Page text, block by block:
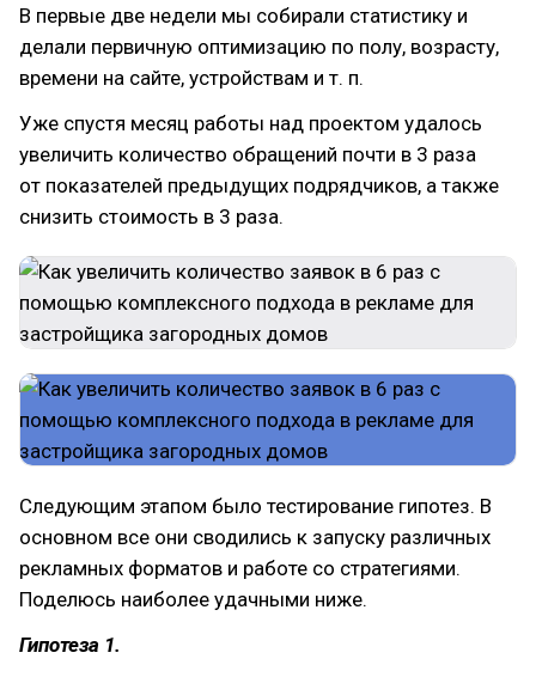
В первые две недели мы собирали статистику и
делали первичную оптимизацию по полу, возрасту,
времени на сайте, устройствам и т. п.
Уже спустя месяц работы над проектом удалось
увеличить количество обращений почти в 3 раза
от показателей предыдущих подрядчиков, а также
снизить стоимость в 3 раза.
Следующим этапом было тестирование гипотез. В
основном все они сводились к запуску различных
рекламных форматов и работе со стратегиями.
Поделюсь наиболее удачными ниже.
Гипотеза 1.